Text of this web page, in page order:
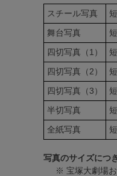
スチール写真
舞台写真
四切写真（1）
四切写真（2）
四切写真（3）
半切写真
全紙写真
写真のサイズにつ
※ 宝塚大劇場お